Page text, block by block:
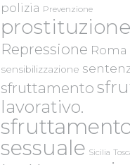
polizia Prevenzione
prostituzione
Repressione Roma
sensibilizzazione
sfruttamento
lavorativo.
sessuale Sicilia